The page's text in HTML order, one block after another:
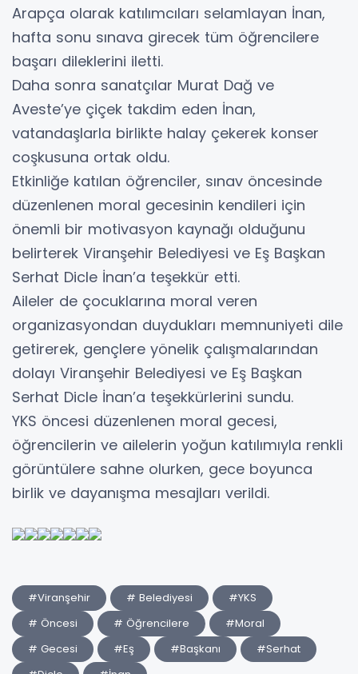
Arapça olarak katılımcıları selamlayan İnan,
hafta sonu sınava girecek tüm öğrencilere
başarı dileklerini iletti.
Daha sonra sanatçılar Murat Dağ ve
Aveste’ye çiçek takdim eden İnan,
vatandaşlarla birlikte halay çekerek konser
coşkusuna ortak oldu.
Etkinliğe katılan öğrenciler, sınav öncesinde
düzenlenen moral gecesinin kendileri için
önemli bir motivasyon kaynağı olduğunu
belirterek Viranşehir Belediyesi ve Eş Başkan
Serhat Dicle İnan’a teşekkür etti.
Aileler de çocuklarına moral veren
organizasyondan duydukları memnuniyeti dile
getirerek, gençlere yönelik çalışmalarından
dolayı Viranşehir Belediyesi ve Eş Başkan
Serhat Dicle İnan’a teşekkürlerini sundu.
YKS öncesi düzenlenen moral gecesi,
öğrencilerin ve ailelerin yoğun katılımıyla renkli
görüntülere sahne olurken, gece boyunca
birlik ve dayanışma mesajları verildi.
#Viranşehir # Belediyesi
#YKS
# Öncesi
# Öğrencilere
#Moral
# Gecesi
#Eş #Başkanı
#Serhat